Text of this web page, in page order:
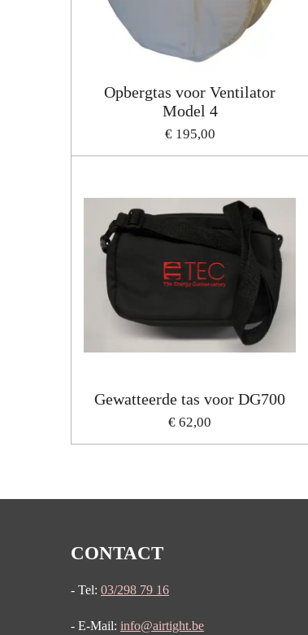
Opbergtas voor Ventilator
Model 4
€ 195,00
Gewatteerde tas voor DG700
€ 62,00
CONTACT
- Tel: 03/298 79 16
- E-Mail: info@airtight.be